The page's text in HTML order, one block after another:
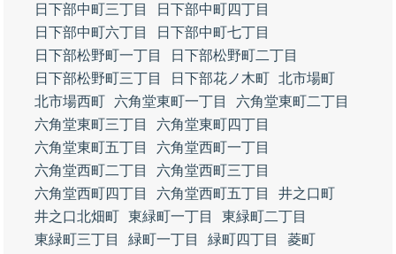
日下部中町三丁目
日下部中町四丁目
日下部中町六丁目
日下部中町七丁目
日下部松野町一丁目
日下部松野町二丁目
日下部松野町三丁目
日下部花ノ木町 北市場町
北市場西町
六角堂東町一丁目
六角堂東町二丁目
六角堂東町三丁目
六角堂東町四丁目
六角堂東町五丁目
六角堂西町一丁目
六角堂西町二丁目
六角堂西町三丁目
六角堂西町四丁目
六角堂西町五丁目
井之口町
井之口北畑町 東緑町一丁目
東緑町二丁目
東緑町三丁目
緑町一丁目 緑町四丁目
菱町